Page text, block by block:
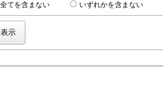
全てを含まない いずれかを含まない